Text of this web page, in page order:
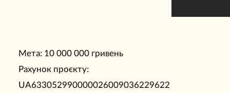
Мета: 10 000 000 гривень
Рахунок проєкту:
UA633052990000026009036229622